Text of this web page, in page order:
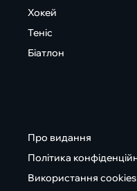
Хокей
Теніс
Біатлон
Про видання
Політика
Використання cookies